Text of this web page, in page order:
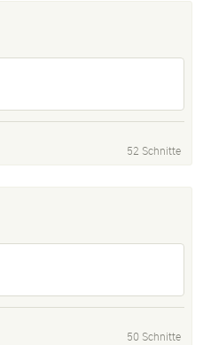
52 Schnitte
50 Schnitte